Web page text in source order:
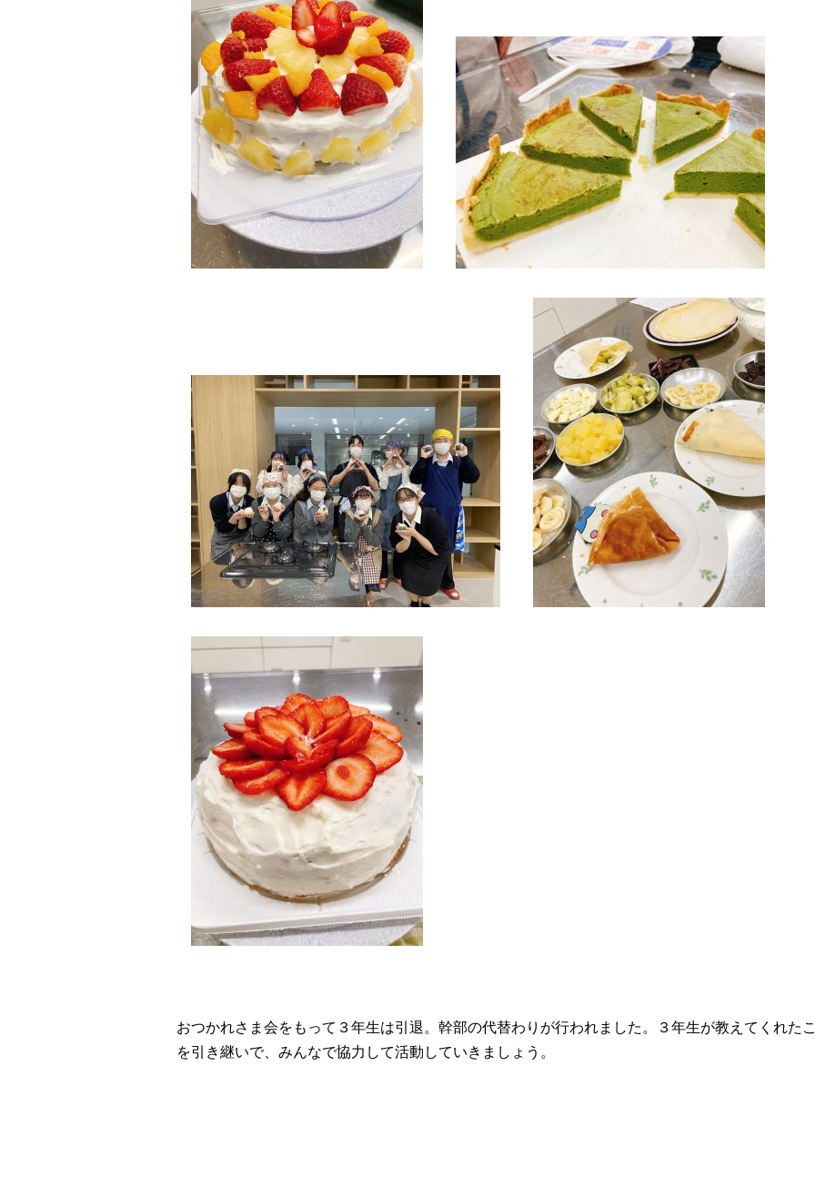
おつかれさま会をもって３年生は引退。幹部の代替わりが行われました。３年生が教えてくれた
を引き継いで、みんなで協力して活動していきましょう。